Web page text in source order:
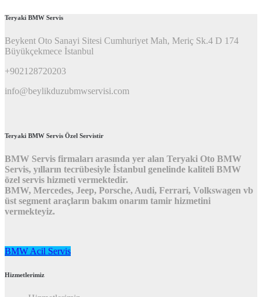
Teryaki BMW Servis
Beykent Oto Sanayi Sitesi Cumhuriyet Mah, Meriç Sk.4 D 174
Büyükçekmece İstanbul
+902128720203
info@beylikduzubmwservisi.com
Teryaki BMW Servis Özel Servistir
BMW Servis firmaları arasında yer alan Teryaki Oto BMW
Servis, yılların tecrübesiyle İstanbul genelinde kaliteli BMW
özel servis hizmeti vermektedir.
BMW, Mercedes, Jeep, Porsche, Audi, Ferrari, Volkswagen vb
üst segment araçların bakım onarım tamir hizmetini
vermekteyiz.
BMW Acil Servis
Hizmetlerimiz